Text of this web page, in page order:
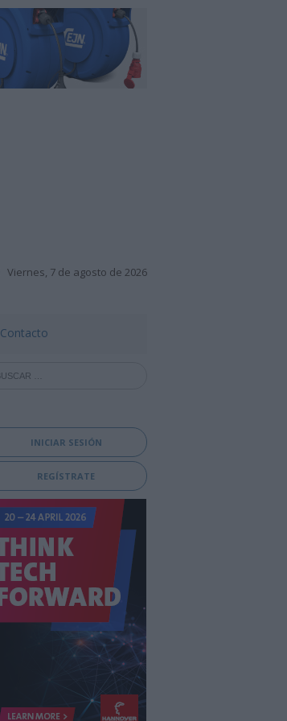
Viernes, 7 de agosto de 2026
Contacto
INICIAR SESIÓN
REGÍSTRATE